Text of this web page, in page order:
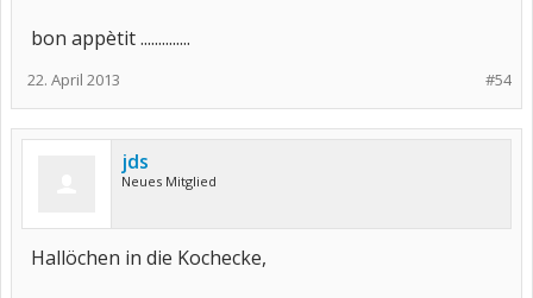
bon appètit ..............
#54
22. April 2013
jds
Neues Mitglied
Hallöchen in die Kochecke,